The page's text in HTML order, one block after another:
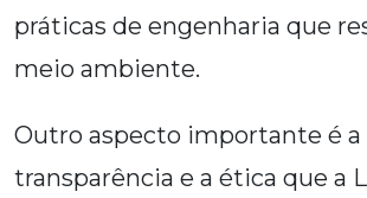
práticas de engenharia que
meio ambiente.
Outro aspecto importante é a
transparência e a ética que a